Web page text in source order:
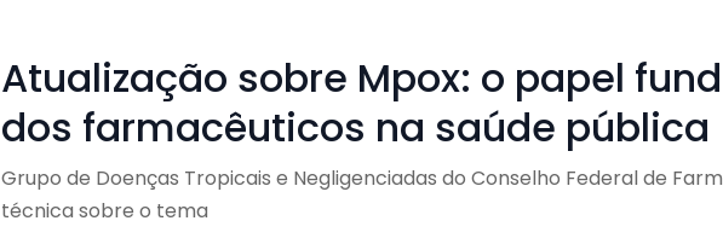
Atualização sobre Mpox: o papel
dos farmacêuticos na saúde pública
Grupo de Doenças Tropicais e Negligenciadas do Conselho Federal de
técnica sobre o tema